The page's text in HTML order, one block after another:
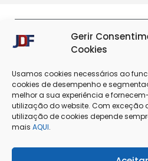
Gerir
Cookies
Usamos cookies necessários ao
cookies de desempenho e
melhor a sua experiência e
utilização do website. Com exceção
utilização de cookies depende
mais AQUI.
Termos & Condições
Política de Cookies